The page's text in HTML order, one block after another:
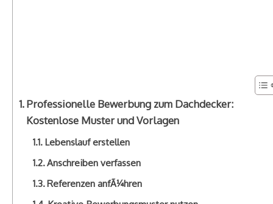
Professionelle Bewerbung zum Dachdecker:
Kostenlose Muster und Vorlagen
Lebenslauf erstellen
Anschreiben verfassen
Referenzen anfÃ¼hren